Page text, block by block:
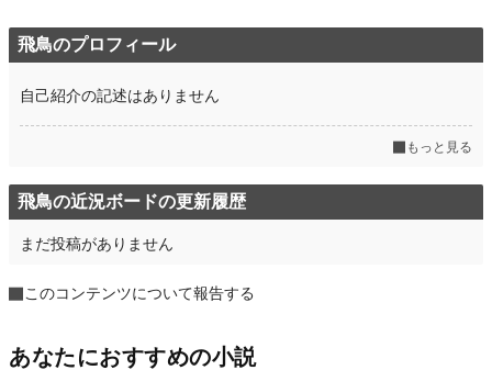
飛鳥のプロフィール
自己紹介の記述はありません
もっと見る
飛鳥の近況ボードの更新履歴
まだ投稿がありません
このコンテンツについて報告する
あなたにおすすめの小説